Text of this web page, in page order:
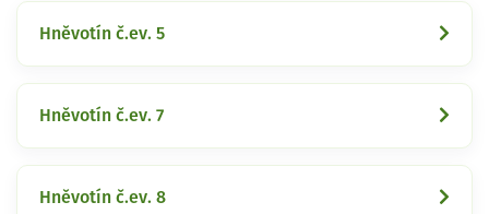
Hněvotín č.ev. 5
Hněvotín č.ev. 7
Hněvotín č.ev. 8